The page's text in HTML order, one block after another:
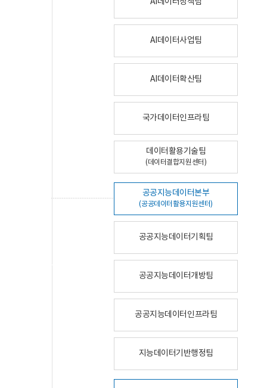
AI데이터사업팀
AI데이터확산팀
국가데이터인프라팀
데이터활용기술팀
(데이터결합지원센터)
공공지능데이터본부
(공공데이터활용지원센터)
공공지능데이터기획팀
공공지능데이터개방팀
공공지능데이터인프라팀
지능데이터기반행정팀